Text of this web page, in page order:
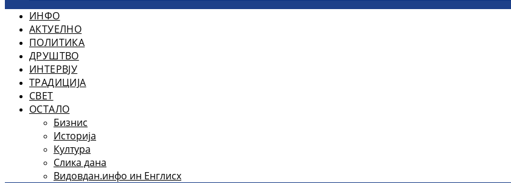
ИНФО
АКТУЕЛНО
ПОЛИТИКА
ДРУШТВО
ИНТЕРВЈУ
ТРАДИЦИЈА
СВЕТ
ОСТАЛО
Бизнис
Историја
Култура
Слика дана
Видовдан.инфо ин Енглисх